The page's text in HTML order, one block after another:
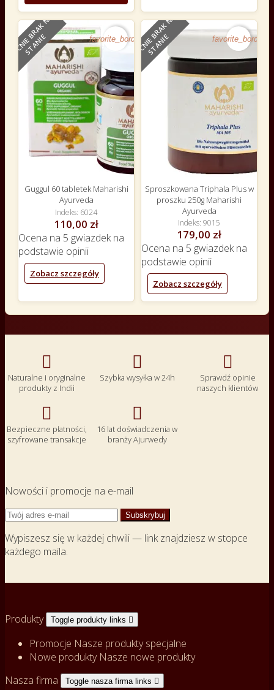
O
B
E
C
N
I
E
B
R
A
K
N
A
S
T
A
N
I
E favorite_border
Guggul 60 tabletek Maharishi
Ayurveda
Indeks 6024
110,00 zł
Ocena na 5 gwiazdek na
podstawie opinii
Zobacz szczegóły
O
B
E
C
N
I
E
B
R
A
K
N
A
S
T
A
N
I
E favorite_border
Sproszkowana Triphala Plus w
proszku 250g Maharishi
Ayurveda
Indeks 9015
179,00 zł
Ocena na 5 gwiazdek na
podstawie opinii
Zobacz szczegóły

Naturalne i oryginalne
produkty z Indii

Szybka wysyłka w 24h

Sprawdź opinie
naszych klientów

Bezpieczne płatności,
szyfrowane transakcje

16 lat doświadczenia w
branży Ajurwedy
Nowości i promocje na e-mail
Wypiszesz się w każdej chwili — link znajdziesz w stopce
każdego maila.
Produkty Toggle produkty links 
Promocje Nasze produkty specjalne
Nowe produkty Nasze nowe produkty
Nasza firma
Toggle nasza firma links 